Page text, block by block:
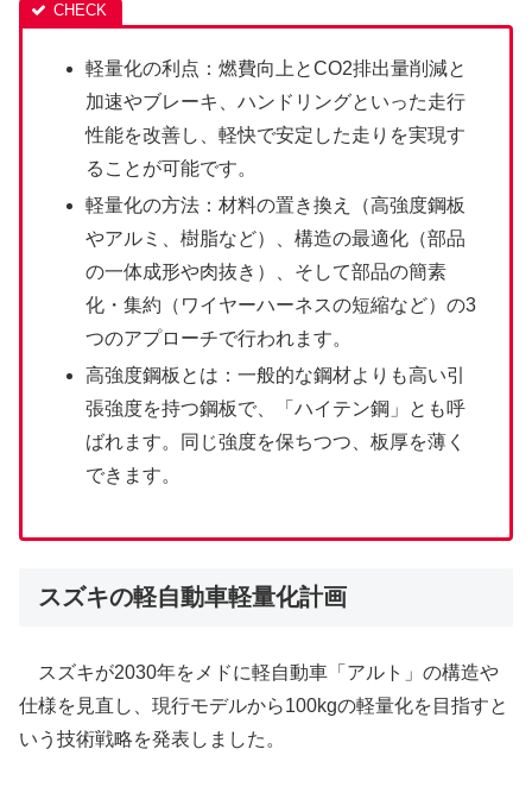
軽量化の利点：燃費向上とCO2排出量削減と
加速やブレーキ、ハンドリングといった走行
性能を改善し、軽快で安定した走りを実現す
ることが可能です。
軽量化の方法：材料の置き換え（高強度鋼板
やアルミ、樹脂など）、構造の最適化（部品
の一体成形や肉抜き）、そして部品の簡素
化・集約（ワイヤーハーネスの短縮など）の3
つのアプローチで行われます。
高強度鋼板とは：一般的な鋼材よりも高い引
張強度を持つ鋼板で、「ハイテン鋼」とも呼
ばれます。同じ強度を保ちつつ、板厚を薄く
できます。
スズキの軽自動車軽量化計画
スズキが2030年をメドに軽自動車「アルト」の構造や
仕様を見直し、現行モデルから100kgの軽量化を目指すと
いう技術戦略を発表しました。